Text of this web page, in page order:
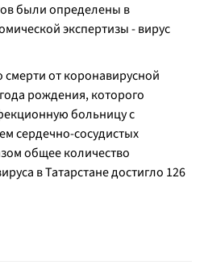
были определены в
экспертизы - вирус
от коронавирусной
рождения, которого
больницу с
сердечно-сосудистых
общее количество
в Татарстане достигло 126